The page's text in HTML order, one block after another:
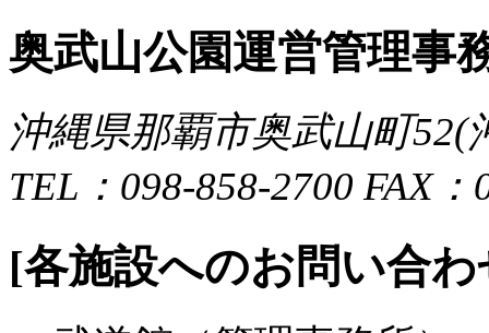
奥武山公園運営管理事
沖縄県那覇市奥武山町52(
TEL：098-858-2700 FAX：
[各施設へのお問い合